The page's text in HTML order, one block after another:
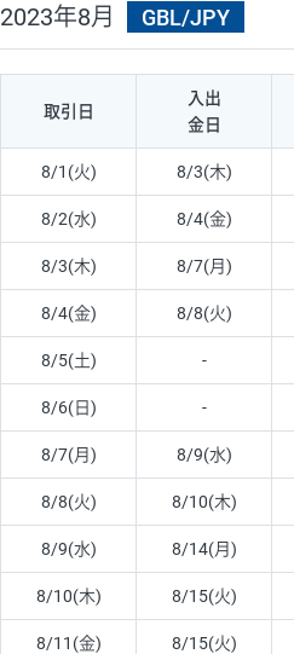
2023年8月 GBL/JPY
取引日
入出
金日
8/1(火) 8/3(木)
8/2(水) 8/4(金)
8/3(木) 8/7(月)
8/4(金) 8/8(火)
8/5(土) -
8/6(日) -
8/7(月) 8/9(水)
8/8(火) 8/10(木)
8/9(水) 8/14(月)
8/10(木) 8/15(火)
8/11(金) 8/15(火)